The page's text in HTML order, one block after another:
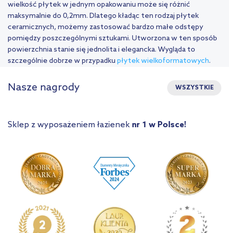
wielkość płytek w jednym opakowaniu może się różnić
maksymalnie do 0,2mm. Dlatego kładąc ten rodzaj płytek
ceramicznych, możemy zastosować bardzo małe odstępy
pomiędzy poszczególnymi sztukami. Utworzona w ten sposób
powierzchnia stanie się jednolita i elegancka. Wygląda to
szczególnie dobrze w przypadku płytek wielkoformatowych.
Nasze nagrody WSZYSTKIE
Sklep z wyposażeniem łazienek nr 1 w Polsce!